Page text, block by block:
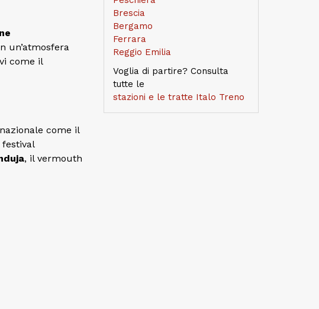
un’atmosfera
come il
come il
, il vermouth
Brescia
Bergamo
Ferrara
Reggio Emilia
Voglia di partire? Consulta
tutte le
stazioni e le tratte Italo Treno